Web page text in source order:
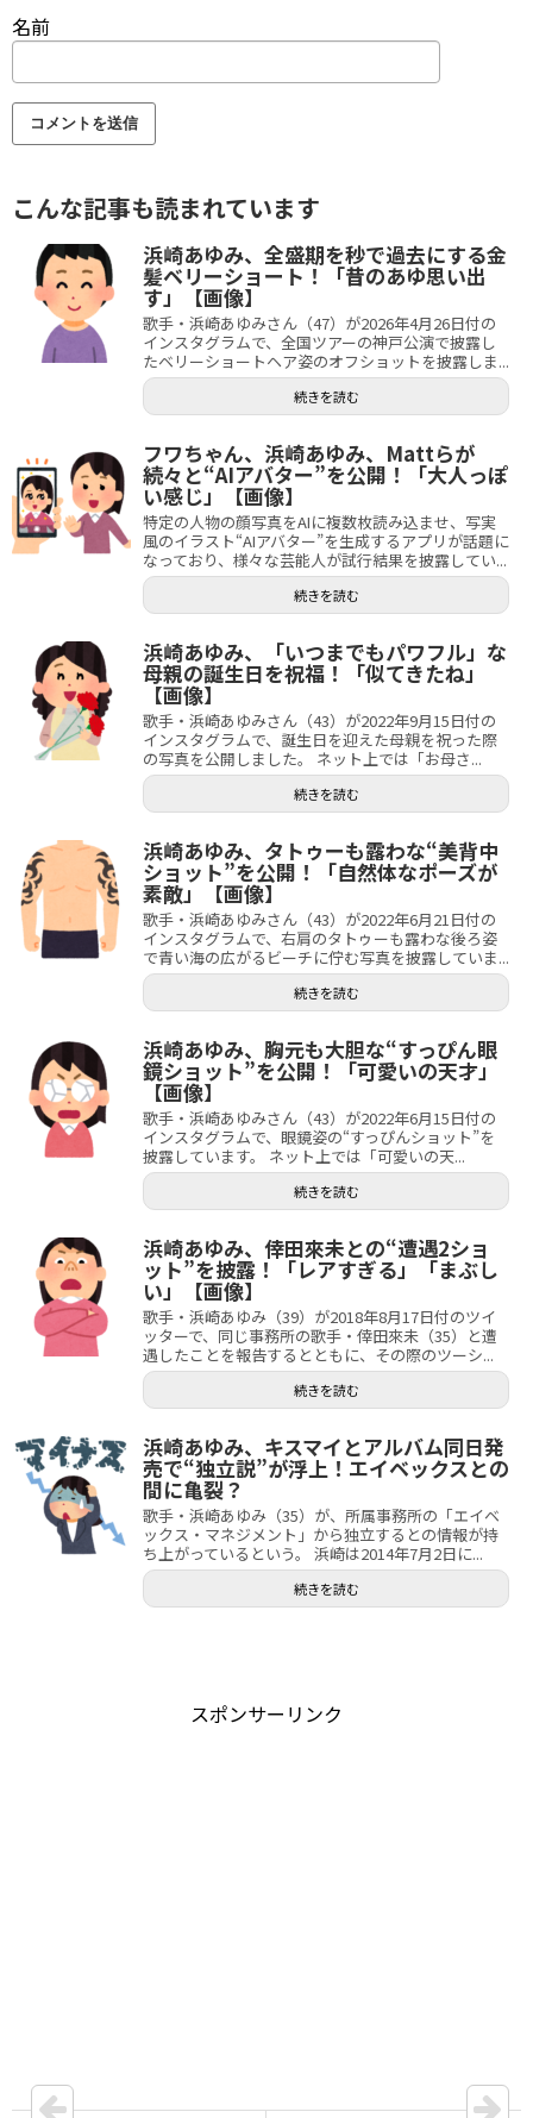
名前
こんな記事も読まれています
浜崎あゆみ、全盛期を秒で過去にする金
髪ベリーショート！「昔のあゆ思い出
す」【画像】
歌手・浜崎あゆみさん（47）が2026年4月26日付の
インスタグラムで、全国ツアーの神戸公演で披露し
たベリーショートヘア姿のオフショットを披露しま...
続きを読む
フワちゃん、浜崎あゆみ、Mattらが
続々と“AIアバター”を公開！「大人っぽ
い感じ」【画像】
特定の人物の顔写真をAIに複数枚読み込ませ、写実
風のイラスト“AIアバター”を生成するアプリが話題に
なっており、様々な芸能人が試行結果を披露してい...
続きを読む
浜崎あゆみ、「いつまでもパワフル」な
母親の誕生日を祝福！「似てきたね」
【画像】
歌手・浜崎あゆみさん（43）が2022年9月15日付の
インスタグラムで、誕生日を迎えた母親を祝った際
の写真を公開しました。 ネット上では「お母さ...
続きを読む
浜崎あゆみ、タトゥーも露わな“美背中
ショット”を公開！「自然体なポーズが
素敵」【画像】
歌手・浜崎あゆみさん（43）が2022年6月21日付の
インスタグラムで、右肩のタトゥーも露わな後ろ姿
で青い海の広がるビーチに佇む写真を披露していま...
続きを読む
浜崎あゆみ、胸元も大胆な“すっぴん眼
鏡ショット”を公開！「可愛いの天才」
【画像】
歌手・浜崎あゆみさん（43）が2022年6月15日付の
インスタグラムで、眼鏡姿の“すっぴんショット”を
披露しています。 ネット上では「可愛いの天...
続きを読む
浜崎あゆみ、倖田來未との“遭遇2ショ
ット”を披露！「レアすぎる」「まぶし
い」【画像】
歌手・浜崎あゆみ（39）が2018年8月17日付のツイ
ッターで、同じ事務所の歌手・倖田來未（35）と遭
遇したことを報告するとともに、その際のツーシ...
続きを読む
浜崎あゆみ、キスマイとアルバム同日発
売で“独立説”が浮上！エイベックスとの
間に亀裂？
歌手・浜崎あゆみ（35）が、所属事務所の「エイベ
ックス・マネジメント」から独立するとの情報が持
ち上がっているという。 浜崎は2014年7月2日に...
続きを読む
スポンサーリンク